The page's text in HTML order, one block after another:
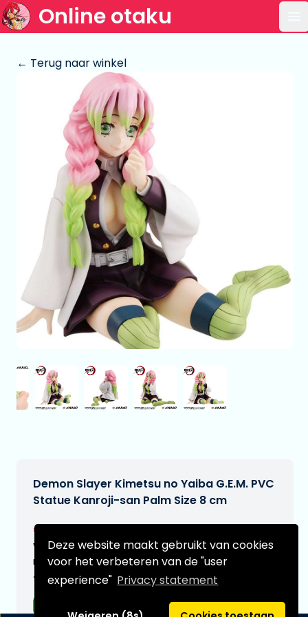
Deze website maakt gebruikt van cookies
voor het verbeteren van de "user
experience" Privacy statement
Online otaku
← Terug naar winkel
Demon Slayer Kimetsu no Yaiba G.E.M. PVC
Statue Kanroji-san Palm Size 8 cm
€99,99
Verwachtte leverdatum:
n.v.t.
Type: